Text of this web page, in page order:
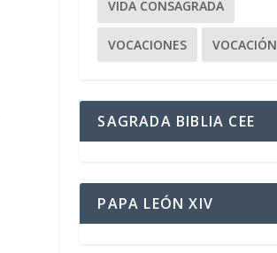
VIDA CONSAGRADA
VOCACIONES VOCACIÓN
SAGRADA BIBLIA CEE
PAPA LEÓN XIV